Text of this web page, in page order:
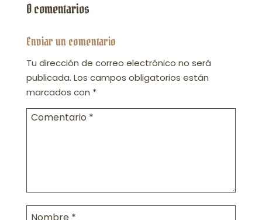
0 comentarios
Enviar un comentario
Tu dirección de correo electrónico no será
publicada. Los campos obligatorios están
marcados con *